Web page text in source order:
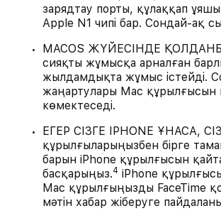
зарядтау порты, құлаққап
Apple N1 чипі бар. Сондай-ақ
MACOS ЖҮЙЕСІНДЕ
сияқты жұмысқа арналған
жылдамдықта жұмыс істейді.
жаңартулары Mac құрылғысын
көмектеседі.
ЕГЕР СІЗГЕ IPHONE ҰНАСА,
құрылғыларыңызбен бірге
барын iPhone құрылғысын
басқарыңыз.4 iPhone
Mac құрылғыңызды FaceTime
мәтін хабар жіберуге